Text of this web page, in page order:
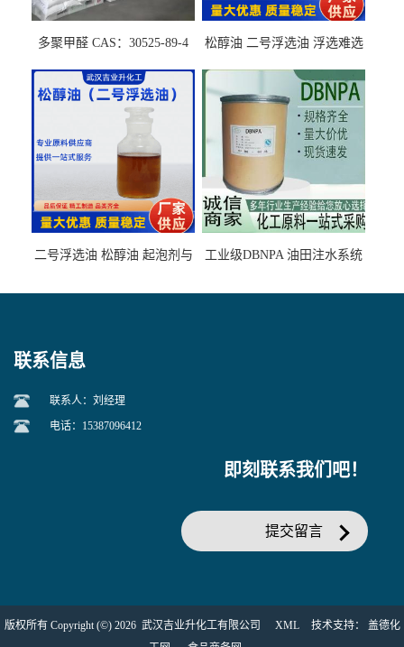
多聚甲醛 CAS：30525-89-4
松醇油 二号浮选油 浮选难选
石墨矿
二号浮选油 松醇油 起泡剂与
工业级DBNPA 油田注水系统
联系信息
联系人：刘经理
电话：15387096412
即刻联系我们吧！
提交留言
版权所有 Copyright (©) 2026 武汉吉业升化工有限公司 XML 技术支持： 盖德化